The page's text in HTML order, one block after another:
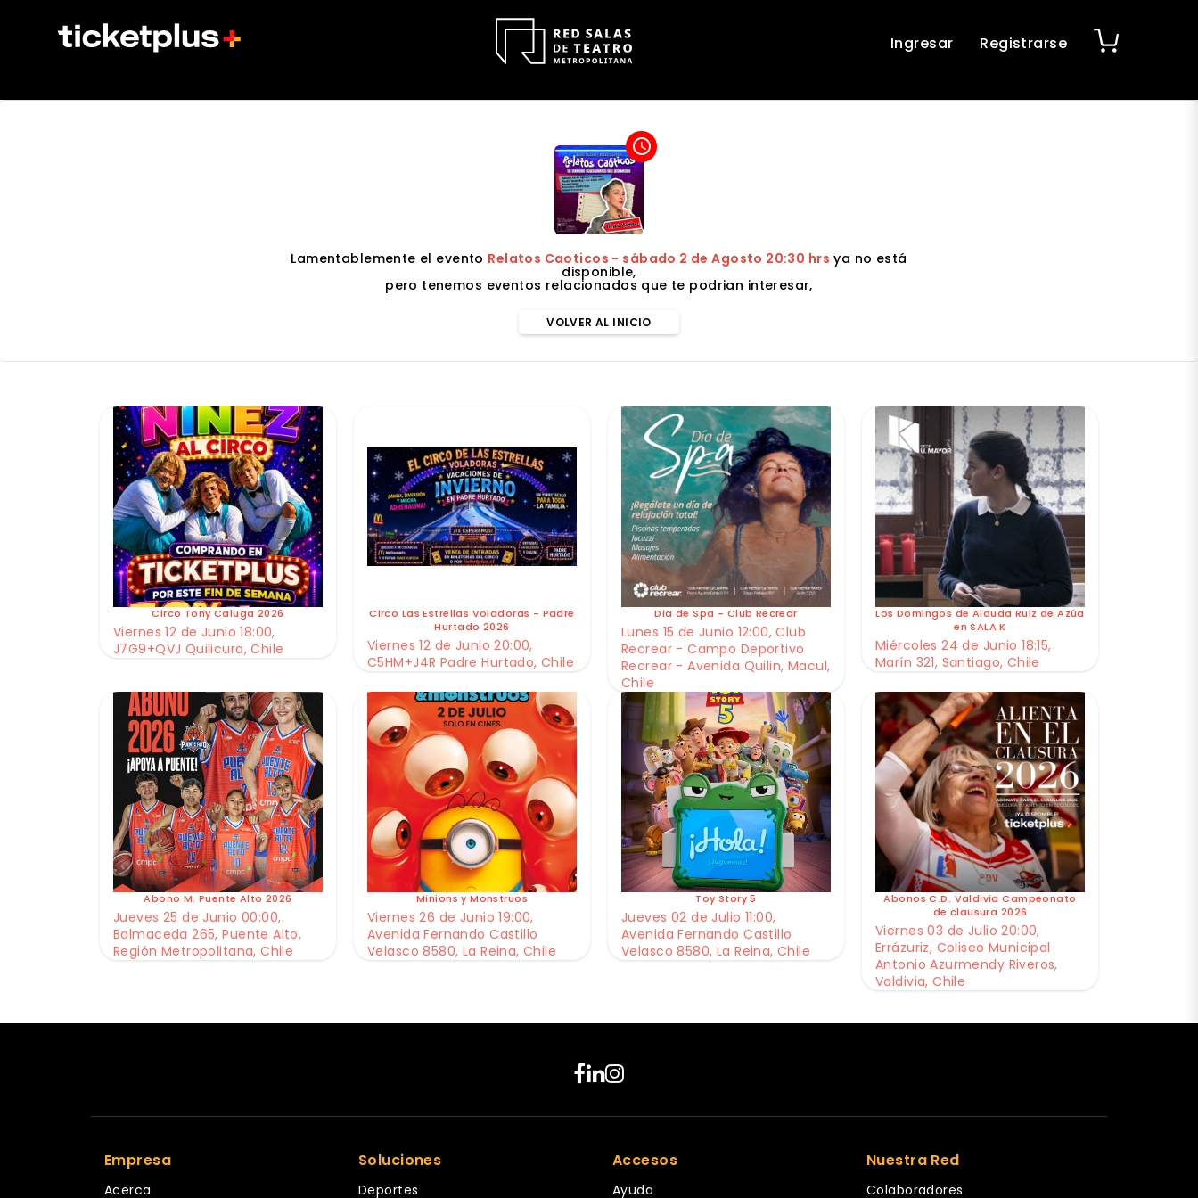
Ingresar Registrarse
access_time
Lamentablemente el evento Relatos Caoticos - sábado 2 de Agosto 20:30 hrs ya no está
disponible,
pero tenemos eventos relacionados que te podrian interesar,
VOLVER AL INICIO
Circo Tony Caluga 2026
Viernes 12 de Junio 18:00,
J7G9+QVJ Quilicura, Chile
Circo Las Estrellas Voladoras - Padre
Hurtado 2026
Viernes 12 de Junio 20:00,
C5HM+J4R Padre Hurtado, Chile
Dia de Spa - Club Recrear
Lunes 15 de Junio 12:00, Club
Recrear - Campo Deportivo
Recrear - Avenida Quilin, Macul,
Chile
Los Domingos de Alauda Ruiz de Azúa
en SALA K
Miércoles 24 de Junio 18:15,
Marín 321, Santiago, Chile
Abono M. Puente Alto 2026
Jueves 25 de Junio 00:00,
Balmaceda 265, Puente Alto,
Región Metropolitana, Chile
Minions y Monstruos
Viernes 26 de Junio 19:00,
Avenida Fernando Castillo
Velasco 8580, La Reina, Chile
Toy Story 5
Jueves 02 de Julio 11:00,
Avenida Fernando Castillo
Velasco 8580, La Reina, Chile
Abonos C.D. Valdivia Campeonato
de clausura 2026
Viernes 03 de Julio 20:00,
Errázuriz, Coliseo Municipal
Antonio Azurmendy Riveros,
Valdivia, Chile
Empresa
Acerca
Soluciones
Deportes
Accesos
Ayuda
Nuestra Red
Colaboradores